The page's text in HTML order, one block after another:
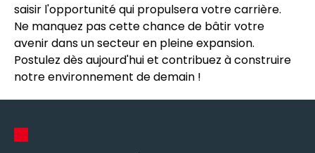
saisir l'opportunité qui propulsera votre carrière.
Ne manquez pas cette chance de bâtir votre
avenir dans un secteur en pleine expansion.
Postulez dès aujourd'hui et contribuez à construire
notre environnement de demain !